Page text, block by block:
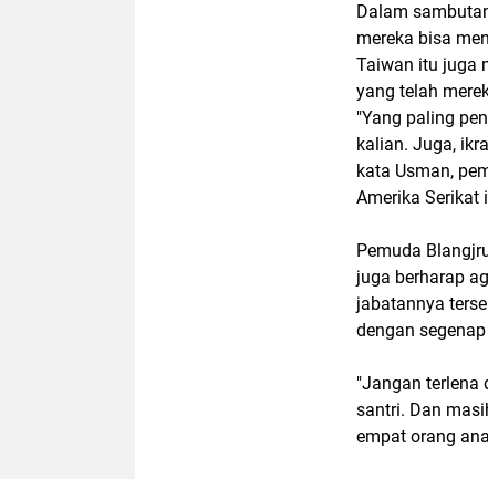
Dalam
mereka bisa
Taiwan itu juga
yang telah
"Yang paling
kalian. Juga,
kata Usman,
Amerika Serikat
Pemuda
juga berharap
jabatannya
dengan
"Jangan terlena
santri. Dan
empat orang